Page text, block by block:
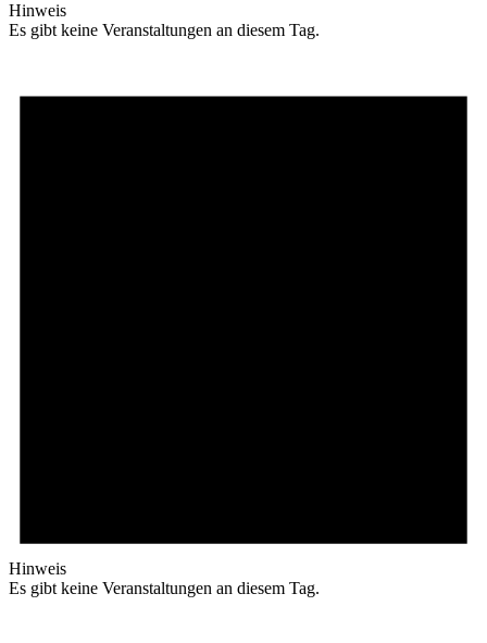
Hinweis
Es gibt keine Veranstaltungen an diesem Tag.
Hinweis
Es gibt keine Veranstaltungen an diesem Tag.